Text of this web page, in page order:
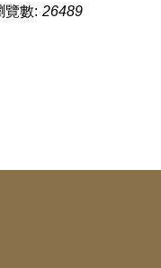
覽數: 26489